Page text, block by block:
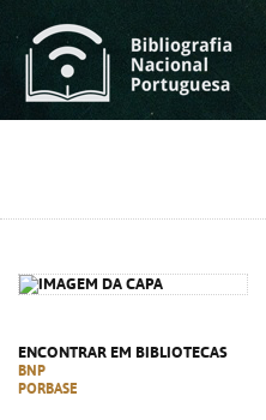
ENCONTRAR EM BIBLIOTECAS
BNP
PORBASE